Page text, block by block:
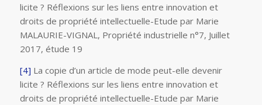
licite ? Réflexions sur les liens entre innovation et
droits de propriété intellectuelle-Etude par Marie
MALAURIE-VIGNAL, Propriété industrielle n°7, Juillet
2017, étude 19
[4] La copie d’un article de mode peut-elle devenir
licite ? Réflexions sur les liens entre innovation et
droits de propriété intellectuelle-Etude par Marie